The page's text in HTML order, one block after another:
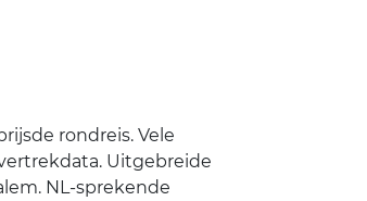
rondreis. Vele
Uitgebreide
NL-sprekende